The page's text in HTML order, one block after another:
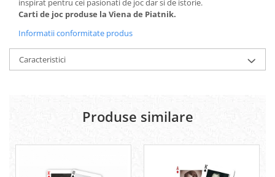
inspirat pentru cei pasionati de joc dar si de istorie.
Carti de joc produse la Viena de Piatnik.
Informatii conformitate produs
Caracteristici
Produse similare